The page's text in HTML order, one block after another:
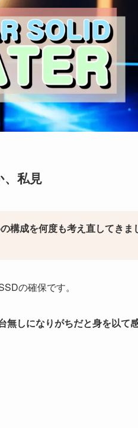
、私見
構成を何度も考え直してきま
の確保です。
無しになりがちだと身を以て